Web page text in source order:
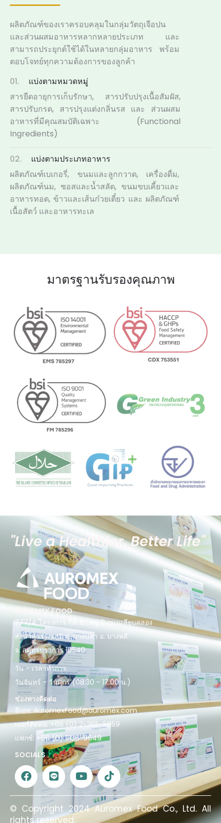
ผลิตภัณฑ์ของเราครอบคลุมในกลุ่มวัตถุเจือปน
และส่วนผสมอาหารหลากหลายประเภท และ
สามารถประยุกต์ใช้ได้ในหลายกลุ่มอาหาร พร้อม
ตอบโจทย์ทุกความต้องการของลูกค้า
01.
แบ่งตามหมวดหมู่
สารยืดอายุการเก็บรักษา, สารปรับปรุงเนื้อสัมผัส,
สารปรับกรด, สารปรุงแต่งกลิ่นรส และ ส่วนผสม
อาหารที่มีคุณสมบัติเฉพาะ (Functional
Ingredients)
02.
แบ่งตามประเภทอาหาร
ผลิตภัณฑ์เบเกอรี่, ขนมและลูกกวาด, เครื่องดื่ม,
ผลิตภัณฑ์นม, ซอสและน้ำสลัด, ขนมขบเคี้ยวและ
อาหารทอด, ข้าวและเส้นก๋วยเตี๋ยว และ ผลิตภัณฑ์
เนื้อสัตว์ และอาหารทะเล
มาตรฐานรับรองคุณภาพ
"Live a Healthier, Better Life"
AUROMEX FOOD
777/4 โครงการ TIP 6 , หมู่ 9 ถนนเลียบคลอง
ส่งน้ำสุวรรณภูมิ ต. บางปลา อ. บางพลี
จ. สมุทรปราการ 10540
วัน - เวลาทำการ:
วันจันทร์ - วันศุกร์ (08:30 - 17:00 น.)
ช่องทางติดต่อ
อีเมล:AuromexFood@auromex.com
เบอร์ติดต่อ: +66 (0) 2-365-5959
แฟกซ์: +66 (0) 2136-9649
SOCIALS
© Copyright 2024 Auromex Food Co., Ltd. All
rights reserved.